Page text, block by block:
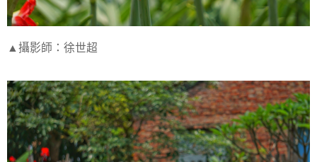
▲攝影師：徐世超